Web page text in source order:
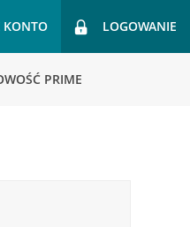
KONTO LOGOWANIE
PRIME